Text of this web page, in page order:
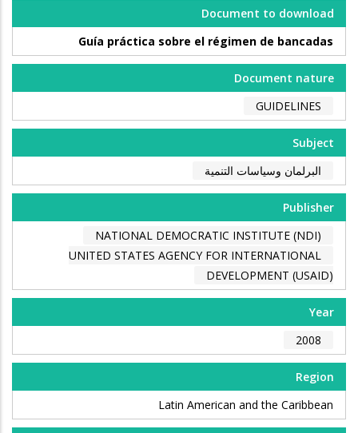
Document to download
Guía práctica sobre el régimen de bancadas
Document nature
GUIDELINES
Subject
البرلمان وسياسات التنمية
Publisher
NATIONAL DEMOCRATIC INSTITUTE (NDI)
UNITED STATES AGENCY FOR INTERNATIONAL
DEVELOPMENT (USAID)
Year
2008
Region
Latin American and the Caribbean